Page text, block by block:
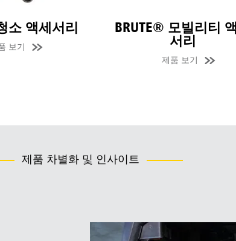
액세서리
BRUTE® 모빌리티 액세
서리
제품 보기
제품 차별화 및 인사이트